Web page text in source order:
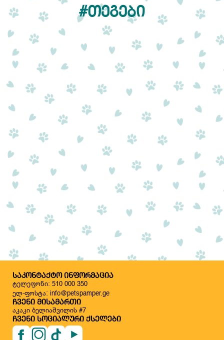
#ᲗᲔᲒᲔᲑᲘ
ᲡᲐᲙᲝᲜᲢᲐᲥᲢᲝ ᲘᲜᲤᲝᲠᲛᲐᲪᲘᲐ
ტელეფონი: 510 000 350
ელ-ფოსტა: info@petspamper.ge
ᲩᲕᲔᲜᲘ ᲛᲘᲡᲐᲛᲐᲠᲗᲘ
აკაკი ბელიაშვილის #7
ᲩᲕᲔᲜᲘ ᲡᲝᲪᲘᲐᲚᲣᲠᲘ ᲥᲡᲔᲚᲔᲑᲘ